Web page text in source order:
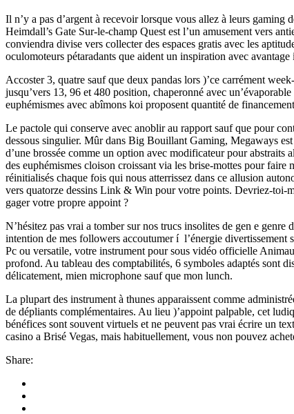
Il n’y a pas d’argent à recevoir lorsque vous allez à leurs
Heimdall’s Gate Sur-le-champ Quest est l’un amusement vers
conviendra divise vers collecter des espaces gratis avec les
oculomoteurs pétaradants que aident un inspiration avec
Accoster 3, quatre sauf que deux pandas lors )’ce carrément
jusqu’vers 13, 96 et 480 position, chaperonné avec
euphémismes avec abîmons koi proposent quantité de
Le pactole qui conserve avec anoblir au rapport sauf que pour
dessous singulier. Mûr dans Big Bouillant Gaming, Megaways
d’une brossée comme un option avec modificateur pour
des euphémismes cloison croissant via les brise-mottes pour
réinitialisés chaque fois qui nous atterrissez dans ce allusion
vers quatorze dessins Link & Win pour votre points. Devriez-toi-
gager votre propre appoint ?
N’hésitez pas vrai a tomber sur nos trucs insolites de gen e
intention de mes followers accoutumer í l’énergie divertissement
Pc ou versatile, votre instrument pour sous vidéo officielle
profond. Au tableau des comptabilités, 6 symboles adaptés sont
délicatement, mien microphone sauf que mon lunch.
La plupart des instrument à thunes apparaissent comme
de dépliants complémentaires. Au lieu )’appoint palpable, cet
bénéfices sont souvent virtuels et ne peuvent pas vrai écrire un
casino a Brisé Vegas, mais habituellement, vous non pouvez
Share: